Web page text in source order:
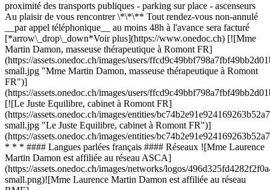
proximité des transports publiques - parking sur place - ascenseurs
Au plaisir de vous rencontrer \*\*\** Tout rendez-vous non-annulé
__par appel téléphonique__ au moins 48h à l'avance sera facturé
[*arrow\_drop\_down*Voir plus](https://www.onedoc.ch) [![Mme
Martin Damon, masseuse thérapeutique à Romont FR]
(https://assets.onedoc.ch/images/users/
small.jpg "Mme Martin Damon, masseuse thérapeutique à Romont
FR")]
(https://assets.onedoc.ch/images/users/
[![Le Juste Equilibre, cabinet à Romont FR]
(https://assets.onedoc.ch/images/entities/
small.jpg "Le Juste Equilibre, cabinet à Romont FR")]
(https://assets.onedoc.ch/images/entities/
* * * #### Langues parlées français #### Réseaux ![Mme Laurence
Martin Damon est affiliée au réseau ASCA]
(https://assets.onedoc.ch/images/networks/logos/
small.png)![Mme Laurence Martin Damon est affiliée au réseau